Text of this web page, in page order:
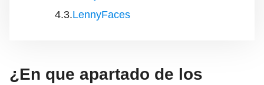
LennyFaces
¿En que apartado de los